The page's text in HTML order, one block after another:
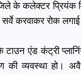
के कलेक्टर प्रियंक
करवाकर रोक
टाउन एंड कंट्री
की व्यवस्था हो।